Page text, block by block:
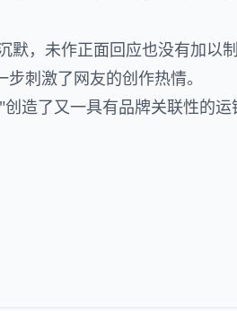
默，未作正面回应也没有加以
刺激了网友的创作热情。
造了又一具有品牌关联性的运